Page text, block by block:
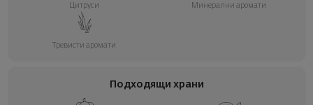
Цитруси Минерални аромати
Тревисти аромати
Подходящи храни